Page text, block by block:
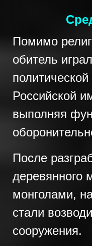
Помимо
обитель
Российской
выполняя
После
деревянного
монголами,
стали
сооружения.